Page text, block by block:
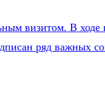
визитом. В ходе
ряд важных